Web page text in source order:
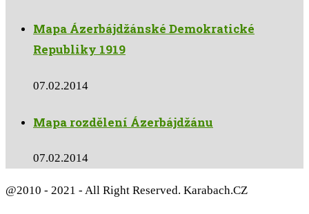
Mapa Ázerbájdžánské Demokratické
Republiky 1919
07.02.2014
Mapa rozdělení Ázerbájdžánu
07.02.2014
@2010 - 2021 - All Right Reserved. Karabach.CZ